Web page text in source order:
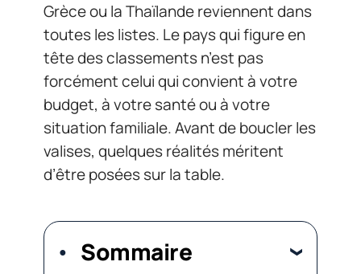
Grèce ou la Thaïlande reviennent dans
toutes les listes. Le pays qui figure en
tête des classements n’est pas
forcément celui qui convient à votre
budget, à votre santé ou à votre
situation familiale. Avant de boucler les
valises, quelques réalités méritent
d’être posées sur la table.
Sommaire